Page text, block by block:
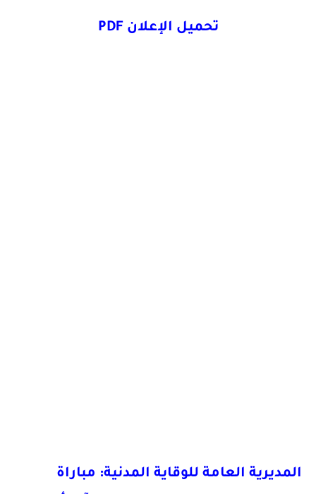
تحميل الإعلان PDF
المديرية العامة للوقاية المدنية: مباراة